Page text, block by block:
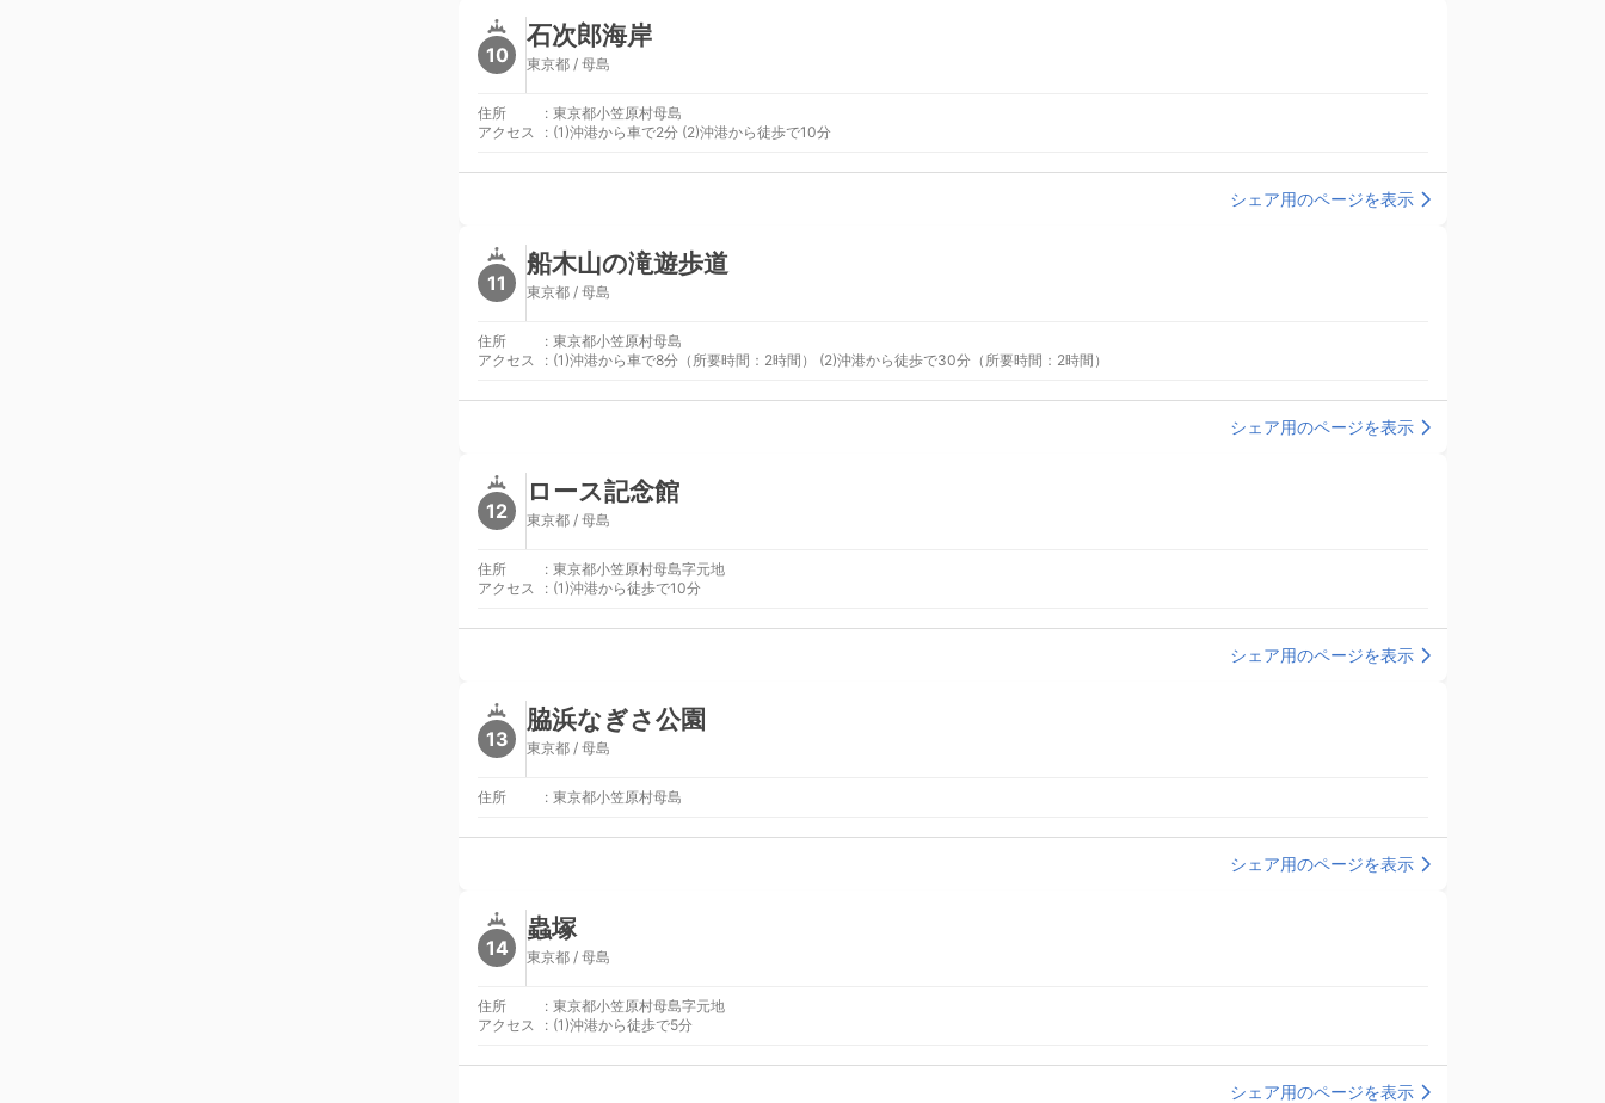
10
石次郎海岸
東京都 / 母島
住所 : 東京都小笠原村母島
アクセス
: (1)沖港から車で2分 (2)沖港から徒歩で10分
シェア用のページを表示
11
船木山の滝遊歩道
東京都 / 母島
住所 : 東京都小笠原村母島
アクセス
: (1)沖港から車で8分（所要時間：2時間） (2)沖港から徒歩で30分（所要時間：2時間）
シェア用のページを表示
12
ロース記念館
東京都 / 母島
住所 : 東京都小笠原村母島字元地
アクセス
: (1)沖港から徒歩で10分
シェア用のページを表示
13
脇浜なぎさ公園
東京都 / 母島
住所 : 東京都小笠原村母島
シェア用のページを表示
14
蟲塚
東京都 / 母島
住所 : 東京都小笠原村母島字元地
アクセス
: (1)沖港から徒歩で5分
シェア用のページを表示